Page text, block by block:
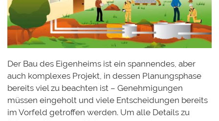
Der Bau des Eigenheims ist ein spannendes, aber
auch komplexes Projekt, in dessen Planungsphase
bereits viel zu beachten ist – Genehmigungen
müssen eingeholt und viele Entscheidungen bereits
im Vorfeld getroffen werden. Um alle Details zu